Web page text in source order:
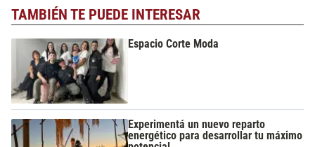
TAMBIÉN TE PUEDE INTERESAR
Espacio Corte Moda
Experimentá un nuevo reparto
energético para desarrollar tu máximo